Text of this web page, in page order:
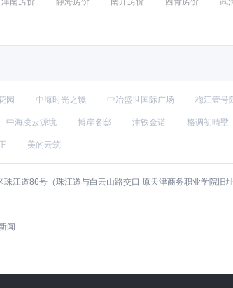
园 中海时光之镜 中冶盛世国际广场 梅江壹号
中海凌云源境 博岸名邸 津铁金诺 格调初晴墅
美的云筑
江道86号（珠江道与白云山路交口 原天津商务职业学院旧
闻